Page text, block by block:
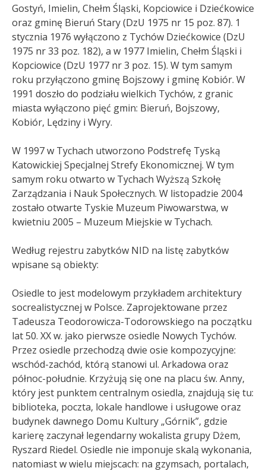
Gostyń, Imielin, Chełm Śląski, Kopciowice i Dziećkowice
oraz gminę Bieruń Stary (DzU 1975 nr 15 poz. 87). 1
stycznia 1976 wyłączono z Tychów Dziećkowice (DzU
1975 nr 33 poz. 182), a w 1977 Imielin, Chełm Śląski i
Kopciowice (DzU 1977 nr 3 poz. 15). W tym samym
roku przyłączono gminę Bojszowy i gminę Kobiór. W
1991 doszło do podziału wielkich Tychów, z granic
miasta wyłączono pięć gmin: Bieruń, Bojszowy,
Kobiór, Lędziny i Wyry.
W 1997 w Tychach utworzono Podstrefę Tyską
Katowickiej Specjalnej Strefy Ekonomicznej. W tym
samym roku otwarto w Tychach Wyższą Szkołę
Zarządzania i Nauk Społecznych. W listopadzie 2004
zostało otwarte Tyskie Muzeum Piwowarstwa, w
kwietniu 2005 – Muzeum Miejskie w Tychach.
Według rejestru zabytków NID na listę zabytków
wpisane są obiekty:
Osiedle to jest modelowym przykładem architektury
socrealistycznej w Polsce. Zaprojektowane przez
Tadeusza Teodorowicza-Todorowskiego na początku
lat 50. XX w. jako pierwsze osiedle Nowych Tychów.
Przez osiedle przechodzą dwie osie kompozycyjne:
wschód-zachód, którą stanowi ul. Arkadowa oraz
północ-południe. Krzyżują się one na placu św. Anny,
który jest punktem centralnym osiedla, znajdują się tu:
biblioteka, poczta, lokale handlowe i usługowe oraz
budynek dawnego Domu Kultury „Górnik”, gdzie
karierę zaczynał legendarny wokalista grupy Dżem,
Ryszard Riedel. Osiedle nie imponuje skalą wykonania,
natomiast w wielu miejscach: na gzymsach, portalach,